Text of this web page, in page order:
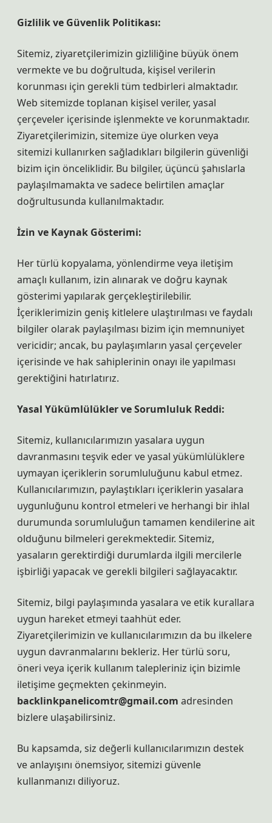
Gizlilik ve Güvenlik Politikası:
Sitemiz, ziyaretçilerimizin gizliliğine büyük önem
vermekte ve bu doğrultuda, kişisel verilerin
korunması için gerekli tüm tedbirleri almaktadır.
Web sitemizde toplanan kişisel veriler, yasal
çerçeveler içerisinde işlenmekte ve korunmaktadır.
Ziyaretçilerimizin, sitemize üye olurken veya
sitemizi kullanırken sağladıkları bilgilerin güvenliği
bizim için önceliklidir. Bu bilgiler, üçüncü şahıslarla
paylaşılmamakta ve sadece belirtilen amaçlar
doğrultusunda kullanılmaktadır.
İzin ve Kaynak Gösterimi:
Her türlü kopyalama, yönlendirme veya iletişim
amaçlı kullanım, izin alınarak ve doğru kaynak
gösterimi yapılarak gerçekleştirilebilir.
İçeriklerimizin geniş kitlelere ulaştırılması ve faydalı
bilgiler olarak paylaşılması bizim için memnuniyet
vericidir; ancak, bu paylaşımların yasal çerçeveler
içerisinde ve hak sahiplerinin onayı ile yapılması
gerektiğini hatırlatırız.
Yasal Yükümlülükler ve Sorumluluk Reddi:
Sitemiz, kullanıcılarımızın yasalara uygun
davranmasını teşvik eder ve yasal yükümlülüklere
uymayan içeriklerin sorumluluğunu kabul etmez.
Kullanıcılarımızın, paylaştıkları içeriklerin yasalara
uygunluğunu kontrol etmeleri ve herhangi bir ihlal
durumunda sorumluluğun tamamen kendilerine ait
olduğunu bilmeleri gerekmektedir. Sitemiz,
yasaların gerektirdiği durumlarda ilgili mercilerle
işbirliği yapacak ve gerekli bilgileri sağlayacaktır.
Sitemiz, bilgi paylaşımında yasalara ve etik kurallara
uygun hareket etmeyi taahhüt eder.
Ziyaretçilerimizin ve kullanıcılarımızın da bu ilkelere
uygun davranmalarını bekleriz. Her türlü soru,
öneri veya içerik kullanım talepleriniz için bizimle
iletişime geçmekten çekinmeyin.
backlinkpanelicomtr@gmail.com adresinden
bizlere ulaşabilirsiniz.
Bu kapsamda, siz değerli kullanıcılarımızın destek
ve anlayışını önemsiyor, sitemizi güvenle
kullanmanızı diliyoruz.